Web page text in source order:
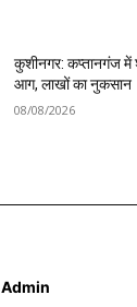
कुशीनगर: कप्तानगंज में
आग, लाखों का नुकसान
08/08/2026
Admin